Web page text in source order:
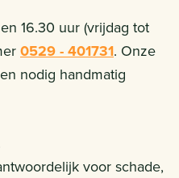
16.30 uur (vrijdag tot
0529 - 401731. Onze
nodig handmatig
voor schade,